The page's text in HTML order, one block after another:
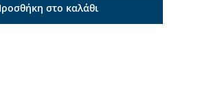
στο καλάθι